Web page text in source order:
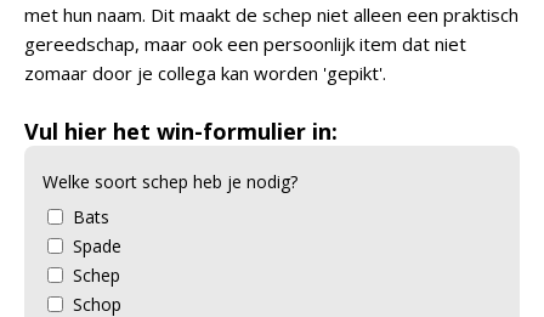
met hun naam. Dit maakt de schep niet alleen een praktisch
gereedschap, maar ook een persoonlijk item dat niet
zomaar door je collega kan worden 'gepikt'.
Vul hier het win-formulier in:
Welke soort schep heb je nodig?
Bats
Spade
Schep
Schop